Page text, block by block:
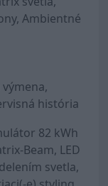
Ambientné
história
82 kWh
Beam, LED
svetla,